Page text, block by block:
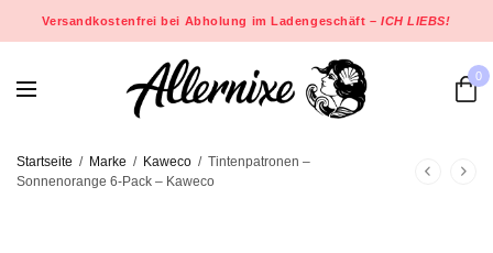
Versandkostenfrei bei Abholung im Ladengeschäft –ICH LIEBS!
0
Startseite / Marke / Kaweco / Tintenpatronen –
Sonnenorange 6-Pack – Kaweco